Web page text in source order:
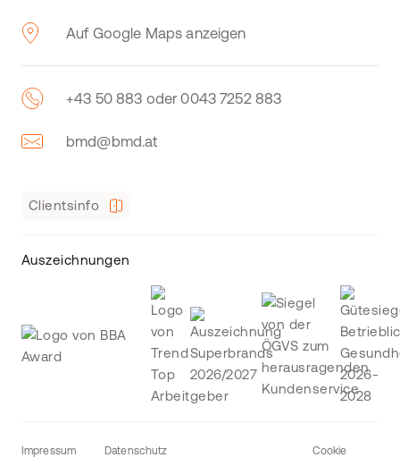
Auf Google Maps anzeigen
+43 50 883 oder 0043 7252 883
bmd@bmd.at
Clientsinfo
Auszeichnungen
Impressum Datenschutz Cookie